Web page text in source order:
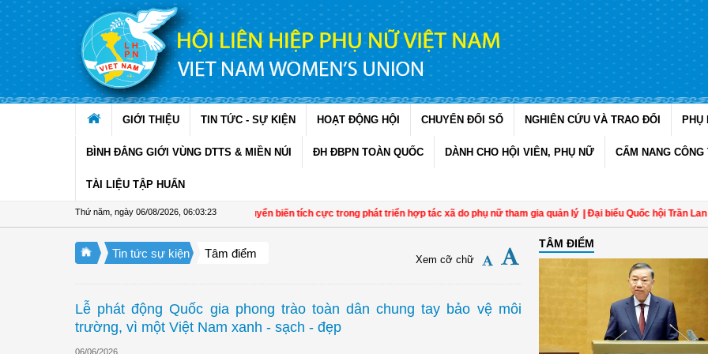
Truy cập nội dung luôn
GIỚI THIỆU TIN TỨC - SỰ KIỆN HOẠT ĐỘNG HỘI CHUYỂN ĐỔI SỐ NGHIÊN CỨU VÀ TRAO ĐỔI PHỤ
BÌNH ĐẲNG GIỚI VÙNG DTTS & MIỀN NÚI ĐH ĐBPN TOÀN QUỐC DÀNH CHO HỘI VIÊN, PHỤ NỮ CẨM NANG CÔNG
TÀI LIỆU TẬP HUẤN
Thứ năm, ngày 06/08/2026 06:03:24
Đề án 01 tạo chuyển biến tích cực trong phát triển hợp tác xã do phụ nữ tham gia quản lý | Đại biểu Quốc hội Trần Lan Phương:
Tin tức sự kiện Tâm điểm Xem cỡ chữ
Lễ phát động Quốc gia phong trào toàn dân chung tay bảo vệ môi
trường, vì một Việt Nam xanh - sạch - đẹp
06/06/2026
TÂM ĐIỂM